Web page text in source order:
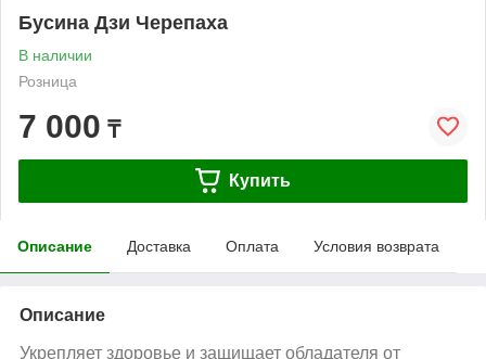
Бусина Дзи Черепаха
В наличии
Розница
7 000 ₸
Купить
Описание Доставка Оплата Условия возврата
Описание
Укрепляет здоровье и защищает обладателя от